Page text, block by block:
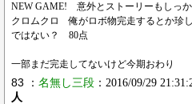
NEW GAME! 意外とストーリーもしっ
クロムクロ 俺がロボ物完走するとか珍
ではない？ 80点
一部まだ完走してないけど今期おわり
83 ： 名無し三段 ：2016/09/29
人